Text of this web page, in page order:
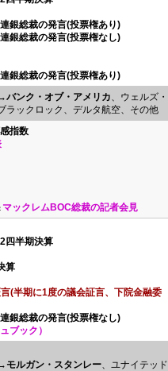
銀総裁の発言(投票権あり)
銀総裁の発言(投票権なし)
銀総裁の発言(投票権あり)
バンク・オブ・アメリカ、ウェルズ・
ラックロック、デルタ航空、その他
指数
マックレムBOC総裁の記者会見
四半期決算
算
(半期に1度の議会証言、下院金融委
銀総裁の発言(投票権なし)
ブック）
モルガン・スタンレー、ユナイテッド